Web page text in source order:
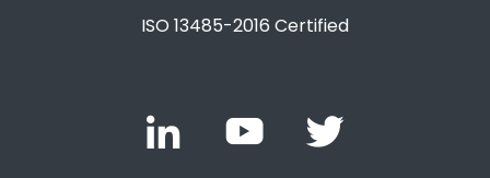
ISO 13485-2016 Certified